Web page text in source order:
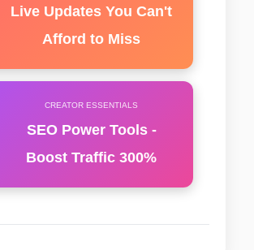
Live Updates You Can't
Afford to Miss
CREATOR ESSENTIALS
SEO Power Tools -
Boost Traffic 300%